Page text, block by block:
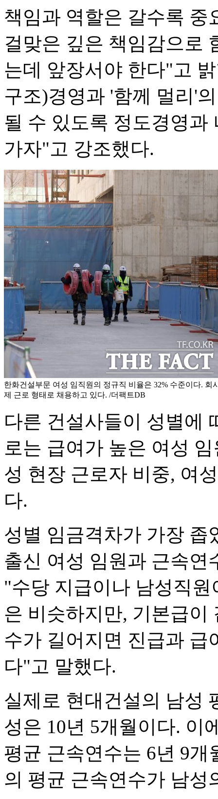
책임과 역할은 갈수록 중
걸맞은 깊은 책임감으로
는데 앞장서야 한다"고
구조)경영과 '함께 멀리'
될 수 있도록 정도경영과
가자"고 강조했다.
한화건설부문 여성 임직원의 정규직 비율은 32% 수준이다. 회
제 근로 형태로 채용하고 있다. /더팩트DB
다른 건설사들이 성별에
로는 급여가 높은 여성
성 현장 근로자 비중, 여
다.
성별 임금격차가 가장
출신 여성 임원과 근속연
"수당 지급이나 남성직
은 비슷하지만, 기본급이
수가 길어지면 진급과 급
다"고 말했다.
실제로 현대건설의 남성
성은 10년 5개월이다. 이
평균 근속연수는 6년 9개
의 평균 근속연수가 남성